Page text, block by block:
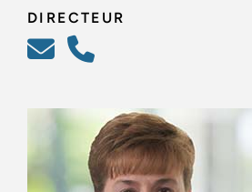
DIRECTEUR